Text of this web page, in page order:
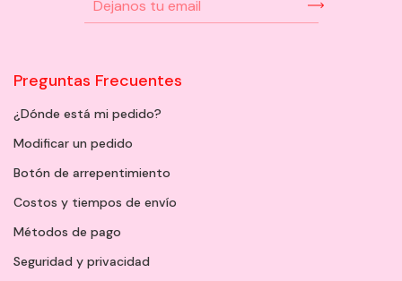
Preguntas Frecuentes
¿Dónde está mi pedido?
Modificar un pedido
Botón de arrepentimiento
Costos y tiempos de envío
Métodos de pago
Seguridad y privacidad